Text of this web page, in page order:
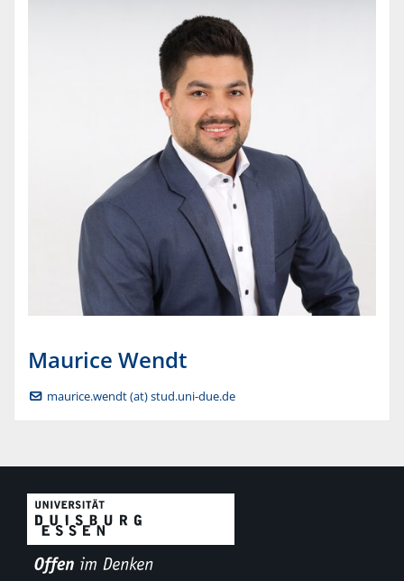
Maurice Wendt
maurice.wendt (at) stud.uni-due.de